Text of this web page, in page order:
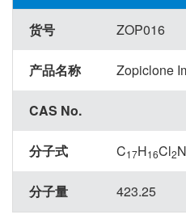
货号 ZOP016
产品名称 Zopiclone
CAS No.
分子式 C17H16Cl2N
分子量 423.25